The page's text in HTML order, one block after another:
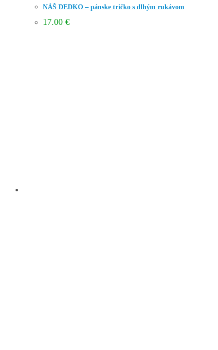
NÁŠ DEDKO – pánske tričko s dlhým rukávom
17.00 €